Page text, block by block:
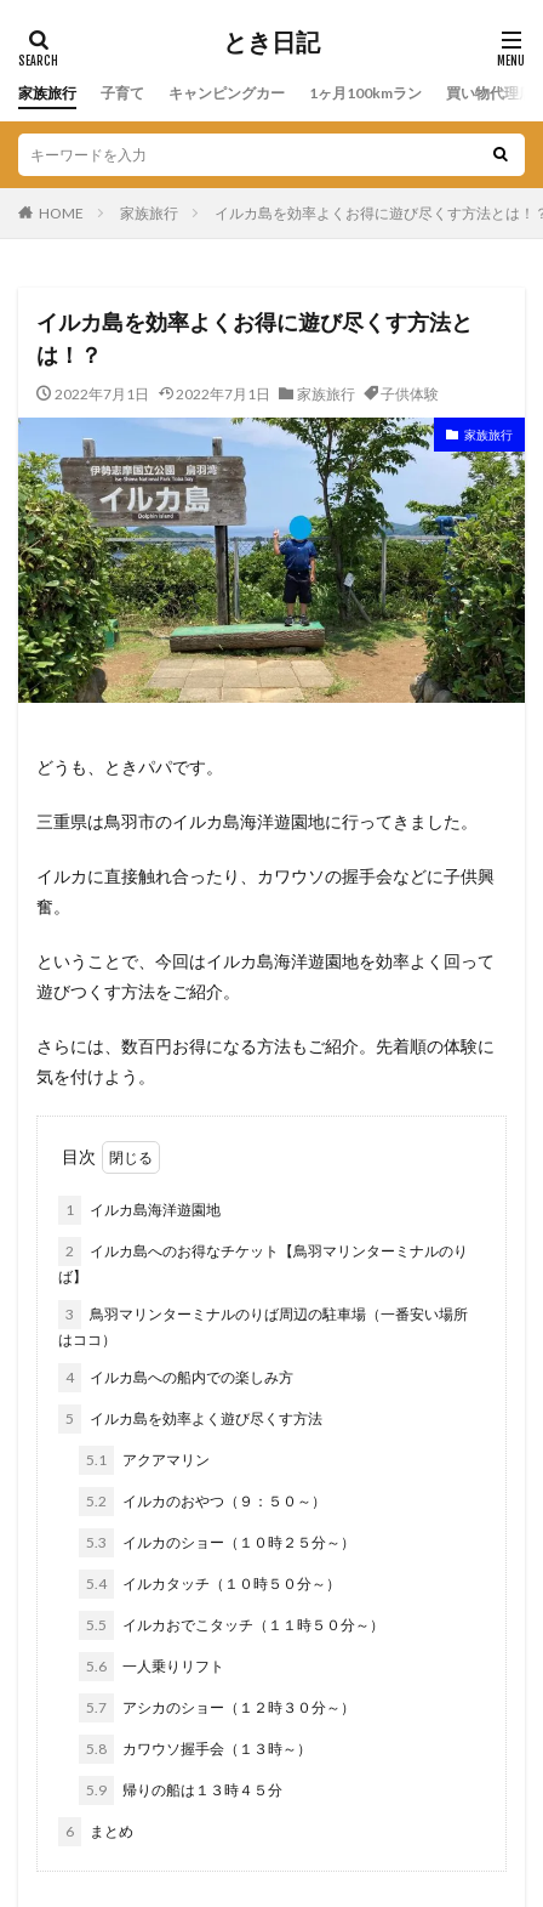
とき日記
家族旅行 子育て キャンピングカー 1ヶ月100kmラン 買い物代理店
HOME 家族旅行 イルカ島を効率よくお得に遊び尽くす方法とは！
イルカ島を効率よくお得に遊び尽くす方法と
は！？
2022年7月1日 2022年7月1日 家族旅行 子供体験
家族旅行
どうも、ときパパです。
三重県は鳥羽市のイルカ島海洋遊園地に行ってきました。
イルカに直接触れ合ったり、カワウソの握手会などに子供興
奮。
ということで、今回はイルカ島海洋遊園地を効率よく回って
遊びつくす方法をご紹介。
さらには、数百円お得になる方法もご紹介。先着順の体験に
気を付けよう。
目次
1 イルカ島海洋遊園地
2
イルカ島へのお得なチケット【鳥羽マリンターミナルのり
ば】
3
鳥羽マリンターミナルのりば周辺の駐車場（一番安い場所
はココ）
4 イルカ島への船内での楽しみ方
5 イルカ島を効率よく遊び尽くす方法
5.1 アクアマリン
5.2 イルカのおやつ（９：５０～）
5.3 イルカのショー（１０時２５分～）
5.4 イルカタッチ（１０時５０分～）
5.5 イルカおでこタッチ（１１時５０分～）
5.6 一人乗りリフト
5.7 アシカのショー（１２時３０分～）
5.8 カワウソ握手会（１３時～）
5.9 帰りの船は１３時４５分
6 まとめ